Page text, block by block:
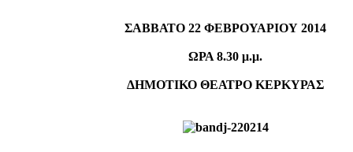
ΣΑΒΒΑΤΟ 22 ΦΕΒΡΟΥΑΡΙΟΥ 2014
ΩΡΑ 8.30 μ.μ.
ΔΗΜΟΤΙΚΟ ΘΕΑΤΡΟ ΚΕΡΚΥΡΑΣ